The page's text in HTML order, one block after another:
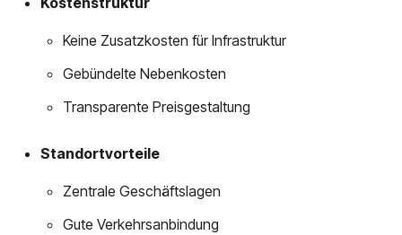
Keine Zusatzkosten für Infrastruktur
Gebündelte Nebenkosten
Transparente Preisgestaltung
Standortvorteile
Zentrale Geschäftslagen
Gute Verkehrsanbindung